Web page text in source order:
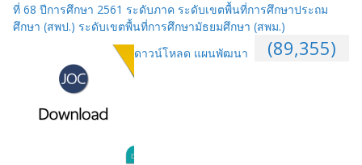
ที่ 68 ปีการศึกษา 2561 ระดับภาค ระดับเขตพื้นที่การศึกษาประถม
ศึกษา (สพป.) ระดับเขตพื้นที่การศึกษามัธยมศึกษา (สพม.)
(89,355)
ดาวน์โหลด แผนพัฒนา